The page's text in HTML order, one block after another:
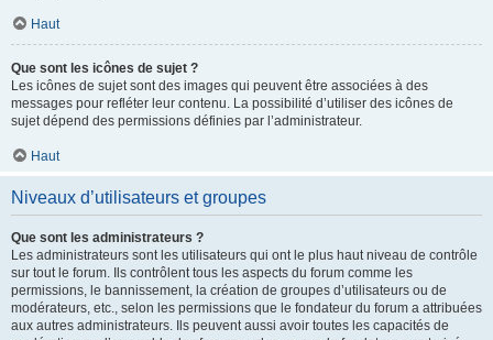
Haut
Que sont les icônes de sujet ?
Les icônes de sujet sont des images qui peuvent être associées à des
messages pour refléter leur contenu. La possibilité d’utiliser des icônes de
sujet dépend des permissions définies par l’administrateur.
Haut
Niveaux d’utilisateurs et groupes
Que sont les administrateurs ?
Les administrateurs sont les utilisateurs qui ont le plus haut niveau de contrôle
sur tout le forum. Ils contrôlent tous les aspects du forum comme les
permissions, le bannissement, la création de groupes d’utilisateurs ou de
modérateurs, etc., selon les permissions que le fondateur du forum a attribuées
aux autres administrateurs. Ils peuvent aussi avoir toutes les capacités de